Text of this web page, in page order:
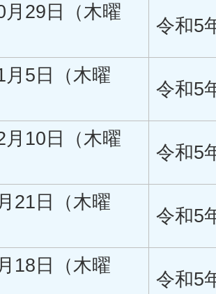
月29日（木曜
令和5
月5日（木曜
令和5
月10日（木曜
令和5
21日（木曜
令和5
18日（木曜
令和5